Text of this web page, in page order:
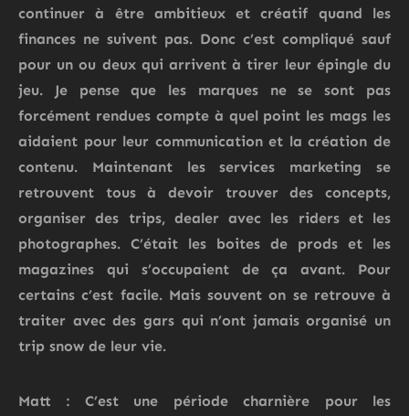
continuer à être ambitieux et créatif quand les
finances ne suivent pas. Donc c’est compliqué sauf
pour un ou deux qui arrivent à tirer leur épingle du
jeu. Je pense que les marques ne se sont pas
forcément rendues compte à quel point les mags les
aidaient pour leur communication et la création de
contenu. Maintenant les services marketing se
retrouvent tous à devoir trouver des concepts,
organiser des trips, dealer avec les riders et les
photographes. C’était les boites de prods et les
magazines qui s’occupaient de ça avant. Pour
certains c’est facile. Mais souvent on se retrouve à
traiter avec des gars qui n’ont jamais organisé un
trip snow de leur vie.
Matt : C’est une période charnière pour les